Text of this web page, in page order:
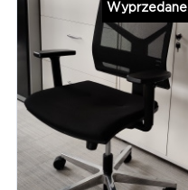
Wyprzedane